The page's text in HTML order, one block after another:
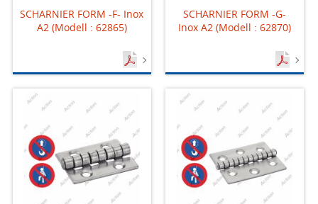
SCHARNIER FORM -F- Inox
A2 (Modell : 62865)
SCHARNIER FORM -G-
Inox A2 (Modell : 62870)